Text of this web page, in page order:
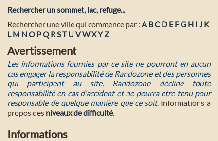
Rechercher un sommet, lac, refuge...
Rechercher une ville qui commence par : A BC D E FG H I J K
L M NO PQ RST U VWXYZ
Avertissement
Les informations fournies par ce site ne pourront en aucun
cas engager la responsabilité de Randozone et des personnes
qui participent au site. Randozone décline toute
responsabilité en cas d'accident et ne pourra etre tenu pour
responsable de quelque manière que ce soit. Informations à
propos des niveaux de difficulté.
Informations